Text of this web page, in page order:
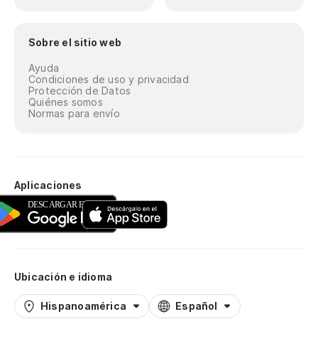
Sobre el sitio web
Ayuda
Condiciones de uso y privacidad
Protección de Datos
Quiénes somos
Normas para envío
Aplicaciones
Ubicación e idioma
Hispanoamérica Español